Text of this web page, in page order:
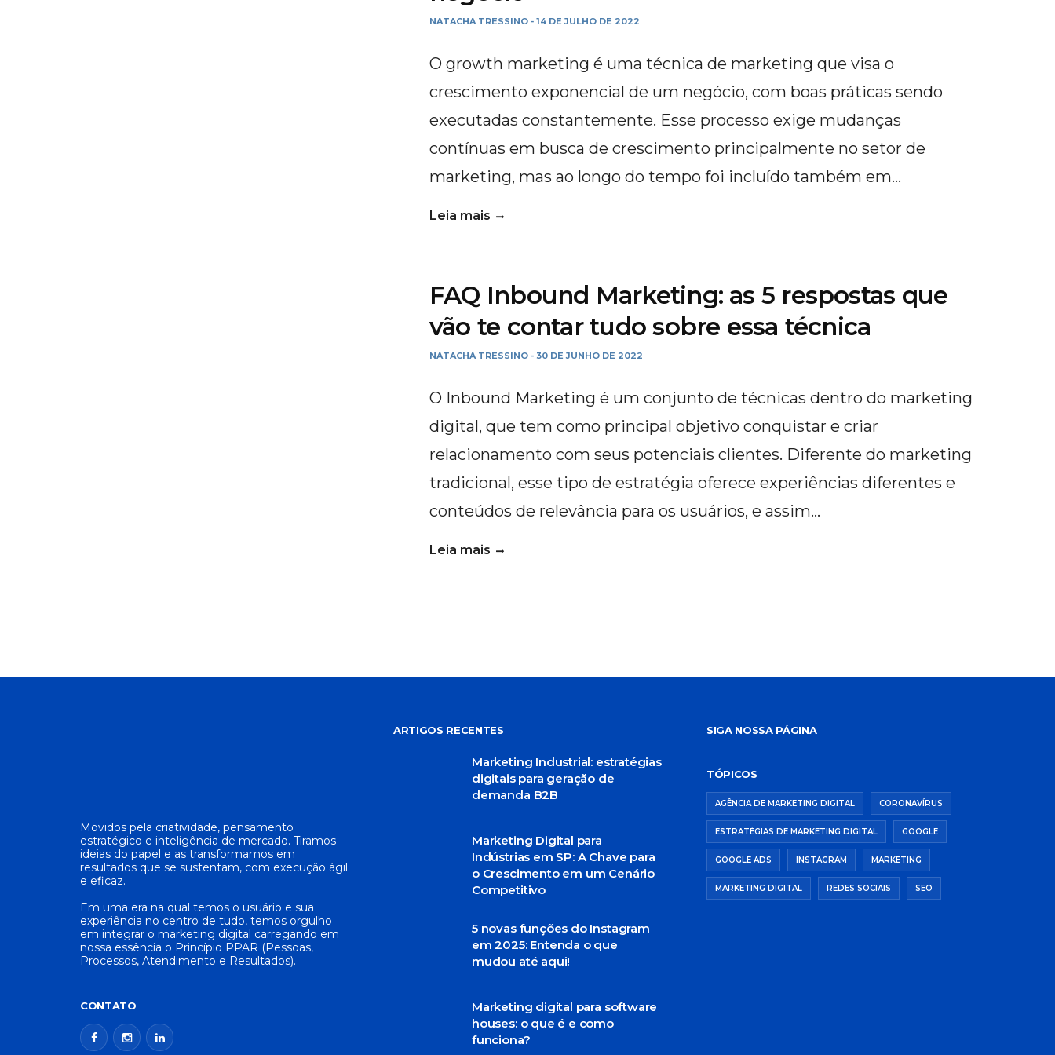
NATACHA TRESSINO - 14 DE JULHO DE 2022
O growth marketing é uma técnica de marketing que visa o
crescimento exponencial de um negócio, com boas práticas sendo
executadas constantemente. Esse processo exige mudanças
contínuas em busca de crescimento principalmente no setor de
marketing, mas ao longo do tempo foi incluído também em…
Leia mais
FAQ Inbound Marketing: as 5 respostas que
vão te contar tudo sobre essa técnica
NATACHA TRESSINO - 30 DE JUNHO DE 2022
O Inbound Marketing é um conjunto de técnicas dentro do marketing
digital, que tem como principal objetivo conquistar e criar
relacionamento com seus potenciais clientes. Diferente do marketing
tradicional, esse tipo de estratégia oferece experiências diferentes e
conteúdos de relevância para os usuários, e assim…
Leia mais
Movidos pela criatividade, pensamento
estratégico e inteligência de mercado. Tiramos
ideias do papel e as transformamos em
resultados que se sustentam, com execução ágil
e eficaz.
Em uma era na qual temos o usuário e sua
experiência no centro de tudo, temos orgulho
em integrar o marketing digital carregando em
nossa essência o Princípio PPAR (Pessoas,
Processos, Atendimento e Resultados).
CONTATO
ARTIGOS RECENTES
Marketing Industrial: estratégias
digitais para geração de
demanda B2B
Marketing Digital para
Indústrias em SP: A Chave para
o Crescimento em um Cenário
Competitivo
5 novas funções do Instagram
em 2025: Entenda o que
mudou até aqui!
Marketing digital para software
houses: o que é e como
funciona?
SIGA NOSSA PÁGINA
TÓPICOS
AGÊNCIA DE MARKETING DIGITAL CORONAVÍRUS
ESTRATÉGIAS DE MARKETING DIGITAL GOOGLE
GOOGLE ADS INSTAGRAM MARKETING
MARKETING DIGITAL REDES SOCIAIS SEO